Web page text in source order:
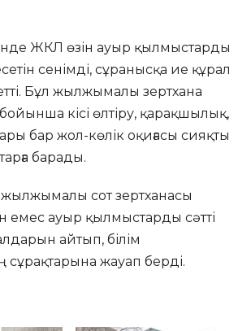
ЖКЛ өзін ауыр қылмыстарды
сенімді, сұранысқа ие құрал
Бұл жылжымалы зертхана
кісі өлтіру, қарақшылық,
бар жол-көлік оқиғасы сияқты
барады.
сот зертханасы
емес ауыр қылмыстарды сәтті
айтып, білім
жауап берді.